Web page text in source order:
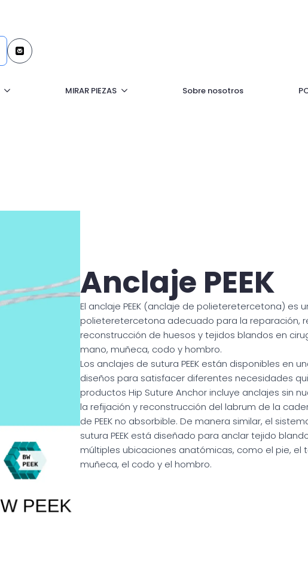
MIRAR PIEZAS Sobre nosotros
Anclaje PEEK
El anclaje PEEK (anclaje de polieteretercetona) es
polieteretercetona adecuado para la reparación,
reconstrucción de huesos y tejidos blandos en
mano, muñeca, codo y hombro.
Los anclajes de sutura PEEK están disponibles en
diseños para satisfacer diferentes necesidades
productos Hip Suture Anchor incluye anclajes sin
la refijación y reconstrucción del labrum de la
de PEEK no absorbible. De manera similar, el
sutura PEEK está diseñado para anclar tejido
múltiples ubicaciones anatómicas, como el pie, el
muñeca, el codo y el hombro.